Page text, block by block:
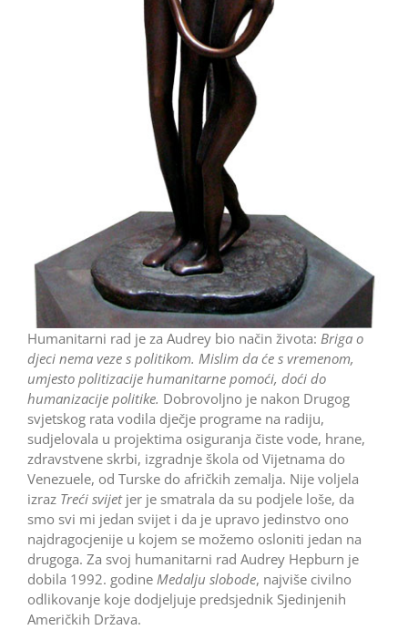
Humanitarni rad je za Audrey bio način života: Briga o
djeci nema veze s politikom. Mislim da će s vremenom,
umjesto politizacije humanitarne pomoći, doći do
humanizacije politike. Dobrovoljno je nakon Drugog
svjetskog rata vodila dječje programe na radiju,
sudjelovala u projektima osiguranja čiste vode, hrane,
zdravstvene skrbi, izgradnje škola od Vijetnama do
Venezuele, od Turske do afričkih zemalja. Nije voljela
izraz Treći svijetjer je smatrala da su podjele loše, da
smo svi mi jedan svijet i da je upravo jedinstvo ono
najdragocjenije u kojem se možemo osloniti jedan na
drugoga. Za svoj humanitarni rad Audrey Hepburn je
dobila 1992. godine Medalju slobode, najviše civilno
odlikovanje koje dodjeljuje predsjednik Sjedinjenih
Američkih Država.